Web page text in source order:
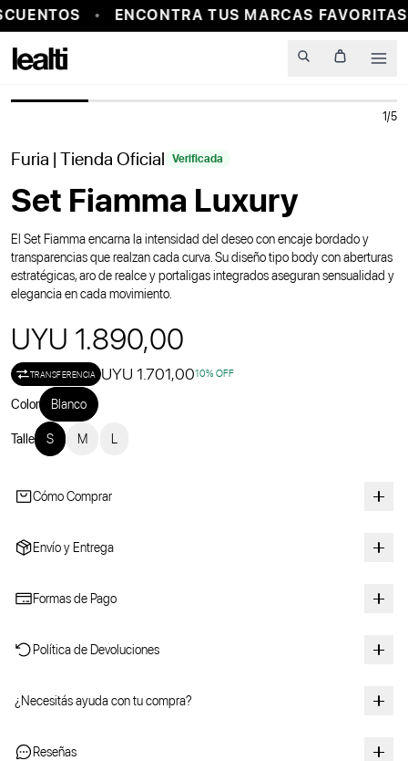
ENCONTRA TUS MARCAS
1/5
Furia | Tienda Oficial Verificada
Set Fiamma Luxury
El Set Fiamma encarna la intensidad del deseo con encaje bordado y
transparencias que realzan cada curva. Su diseño tipo body con aberturas
estratégicas, aro de realce y portaligas integrados aseguran sensualidad y
elegancia en cada movimiento.
UYU 1.890,00
TRANSFERENCIA UYU 1.701,0010% OFF
Color Blanco
Talle S M L
Cómo Comprar
Envío y Entrega
Formas de Pago
Política de Devoluciones
¿Necesitás ayuda con tu compra?
Reseñas